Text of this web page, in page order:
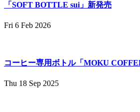
「SOFT BOTTLE sui」新発売
Fri 6 Feb 2026
コーヒー専用ボトル「MOKU
Thu 18 Sep 2025